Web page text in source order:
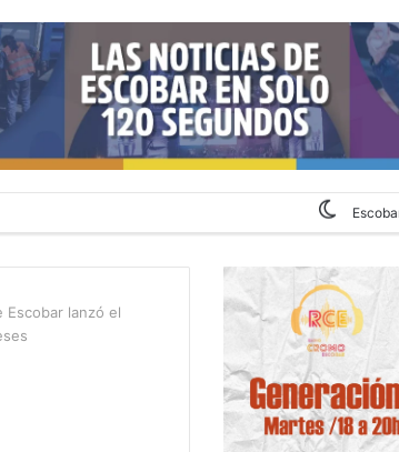
lanzó el